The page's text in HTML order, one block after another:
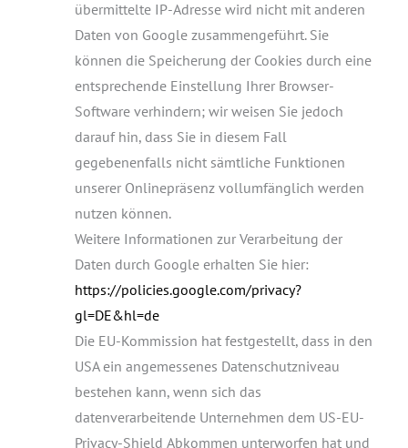
übermittelte IP-Adresse wird nicht mit anderen
Daten von Google zusammengeführt. Sie
können die Speicherung der Cookies durch eine
entsprechende Einstellung Ihrer Browser-
Software verhindern; wir weisen Sie jedoch
darauf hin, dass Sie in diesem Fall
gegebenenfalls nicht sämtliche Funktionen
unserer Onlinepräsenz vollumfänglich werden
nutzen können.
Weitere Informationen zur Verarbeitung der
Daten durch Google erhalten Sie hier:
https://policies.google.com/privacy?
gl=DE&hl=de
Die EU-Kommission hat festgestellt, dass in den
USA ein angemessenes Datenschutzniveau
bestehen kann, wenn sich das
datenverarbeitende Unternehmen dem US-EU-
Privacy-Shield Abkommen unterworfen hat und